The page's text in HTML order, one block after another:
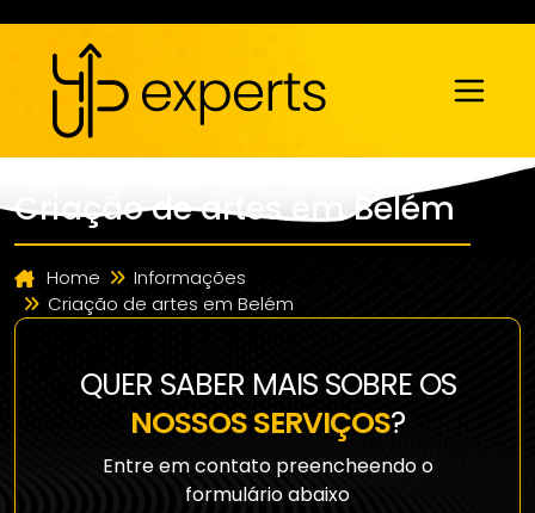
Criação de artes em Belém
Home
Informações
Criação de artes em Belém
QUER SABER MAIS SOBRE OS
NOSSOS SERVIÇOS?
Entre em contato preencheendo o
formulário abaixo